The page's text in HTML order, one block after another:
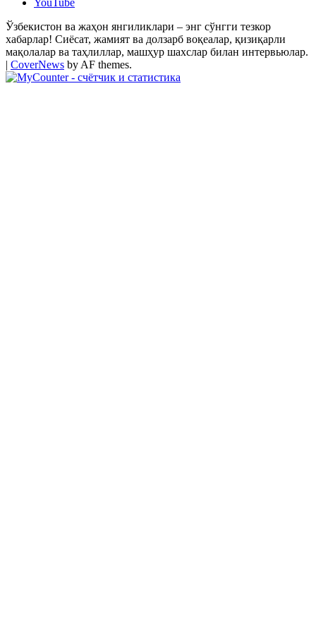
Ўзбекистон ва жаҳон янгиликлари – энг сўнгги тезкор
хабарлар! Сиёсат, жамият ва долзарб воқеалар, қизиқарли
мақолалар ва таҳлиллар, машҳур шахслар билан интервьюлар.
| CoverNews by AF themes.